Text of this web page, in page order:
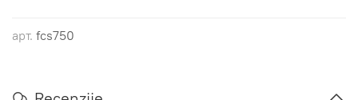
арт. fcs750